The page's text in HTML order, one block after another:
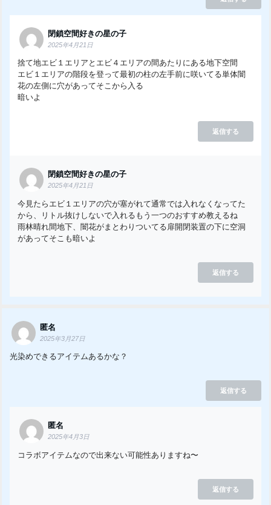
閉鎖空間好きの星の子
2025年4月21日
捨て地エビ１エリアとエビ４エリアの間あたりにある地下空間
エビ１エリアの階段を登って最初の柱の左手前に咲いてる単体闇
花の左側に穴があってそこから入る
暗いよ
返信する
閉鎖空間好きの星の子
2025年4月21日
今見たらエビ１エリアの穴が塞がれて通常では入れなくなってた
から、リトル抜けしないで入れるもう一つのおすすめ教えるね
雨林晴れ間地下、闇花がまとわりついてる扉開閉装置の下に空洞
があってそこも暗いよ
返信する
匿名
2025年3月27日
光染めできるアイテムあるかな？
返信する
匿名
2025年4月3日
コラボアイテムなので出来ない可能性ありますね〜
返信する